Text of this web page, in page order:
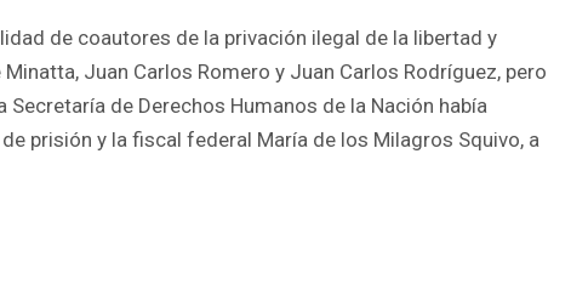
de coautores de la privación ilegal de la libertad y
Juan Carlos Romero y Juan Carlos Rodríguez, pero
de Derechos Humanos de la Nación había
prisión y la fiscal federal María de los Milagros Squivo, a